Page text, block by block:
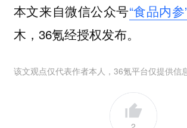
本文来自微信公众号“食品内参
木，36氪经授权发布。
该文观点仅代表作者本人，36氪平台仅提供信